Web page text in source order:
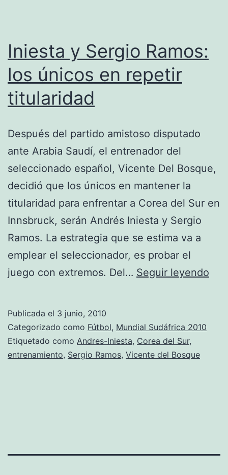
Iniesta y Sergio Ramos:
los únicos en repetir
titularidad
Después del partido amistoso disputado
ante Arabia Saudí, el entrenador del
seleccionado español, Vicente Del Bosque,
decidió que los únicos en mantener la
titularidad para enfrentar a Corea del Sur en
Innsbruck, serán Andrés Iniesta y Sergio
Ramos. La estrategia que se estima va a
emplear el seleccionador, es probar el
juego con extremos. Del… Seguir leyendo
Publicada el 3 junio, 2010
Categorizado como Fútbol, Mundial Sudáfrica 2010
Etiquetado como Andres-Iniesta, Corea del Sur,
entrenamiento, Sergio Ramos, Vicente del Bosque